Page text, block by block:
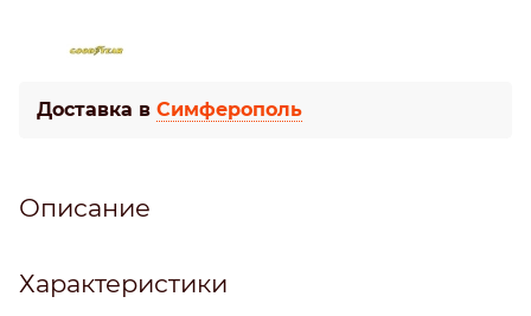
Доставка в Симферополь
Описание
Характеристики